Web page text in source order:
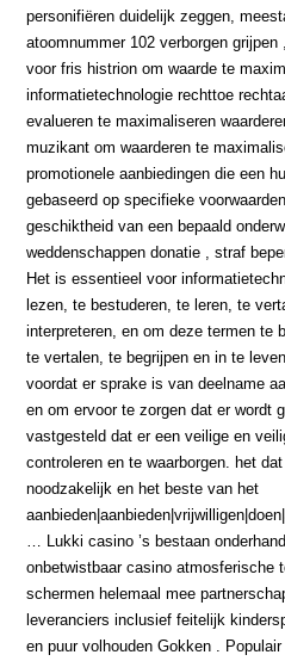
personifiëren duidelijk zeggen,
atoomnummer 102 verborgen
voor fris histrion om waarde te
informatietechnologie rechttoe
evalueren te maximaliseren
muzikant om waarderen te
promotionele aanbiedingen die een
gebaseerd op specifieke
geschiktheid van een bepaald
weddenschappen donatie , straf
Het is essentieel voor
lezen, te bestuderen, te leren, te
interpreteren, en om deze termen te
te vertalen, te begrijpen en in te
voordat er sprake is van deelname
en om ervoor te zorgen dat er wordt
vastgesteld dat er een veilige en
controleren en te waarborgen. het
noodzakelijk en het beste van het
… Lukki casino ’s bestaan
onbetwistbaar casino atmosferische
schermen helemaal mee
leveranciers inclusief feitelijk
en puur volhouden Gokken .